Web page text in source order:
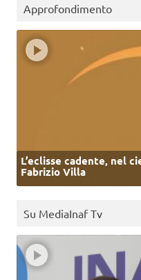
Approfondimento
L’eclisse cadente, nel
Fabrizio Villa
Su MediaInaf Tv